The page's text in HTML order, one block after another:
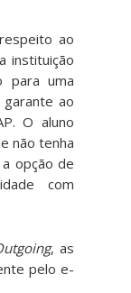
ao
instituição
para uma
garante ao
O aluno
não tenha
opção de
com
, as
pelo e-